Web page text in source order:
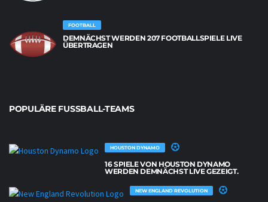
FOOTBALL
DEMNÄCHST WERDEN 207 FOOTBALLSPIELE LIVE
ÜBERTRAGEN
POPULÄRE FUSSBALL-TEAMS
HOUSTON DYNAMO
16 SPIELE VON HOUSTON DYNAMO
WERDEN DEMNÄCHST LIVE GEZEIGT.
NEW ENGLAND REVOLUTION